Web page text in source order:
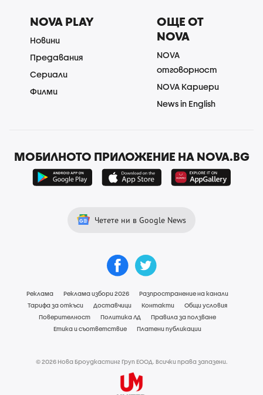
NOVA PLAY
Новини
Предавания
Сериали
Филми
ОЩЕ ОТ
NOVA
NOVA
отговорност
NOVA Кариери
News in English
МОБИЛНОТО ПРИЛОЖЕНИЕ НА NOVA.BG
Четете ни в Google News
Реклама Реклама избори 2026
Разпространение на канали
Тарифа за откъси
Доставчици Контакти
Общи условия
Поверителност
Политика ЛД
Правила за ползване
Етика и съответствие
Платени публикации
© 2026 Нова Броудкастинг Груп ЕООД. Всички права запазени.